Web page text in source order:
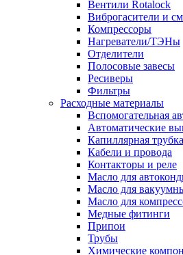
Вентили Rotalock
Виброгасители и
Компрессоры
Нагреватели/ТЭНы
Отделители
Полосовые завесы
Ресиверы
Фильтры
Расходные материалы
Вспомогательная
Автоматические
Капиллярная трубка
Кабели и провода
Контакторы и реле
Масло для
Масло для
Масло для
Медные фитинги
Припои
Трубы
Химические